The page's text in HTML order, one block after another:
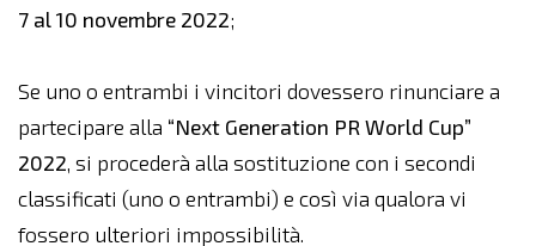
7 al 10 novembre 2022;
Se uno o entrambi i vincitori dovessero rinunciare a
partecipare alla “Next Generation PR World Cup”
2022, si procederà alla sostituzione con i secondi
classificati (uno o entrambi) e così via qualora vi
fossero ulteriori impossibilità.